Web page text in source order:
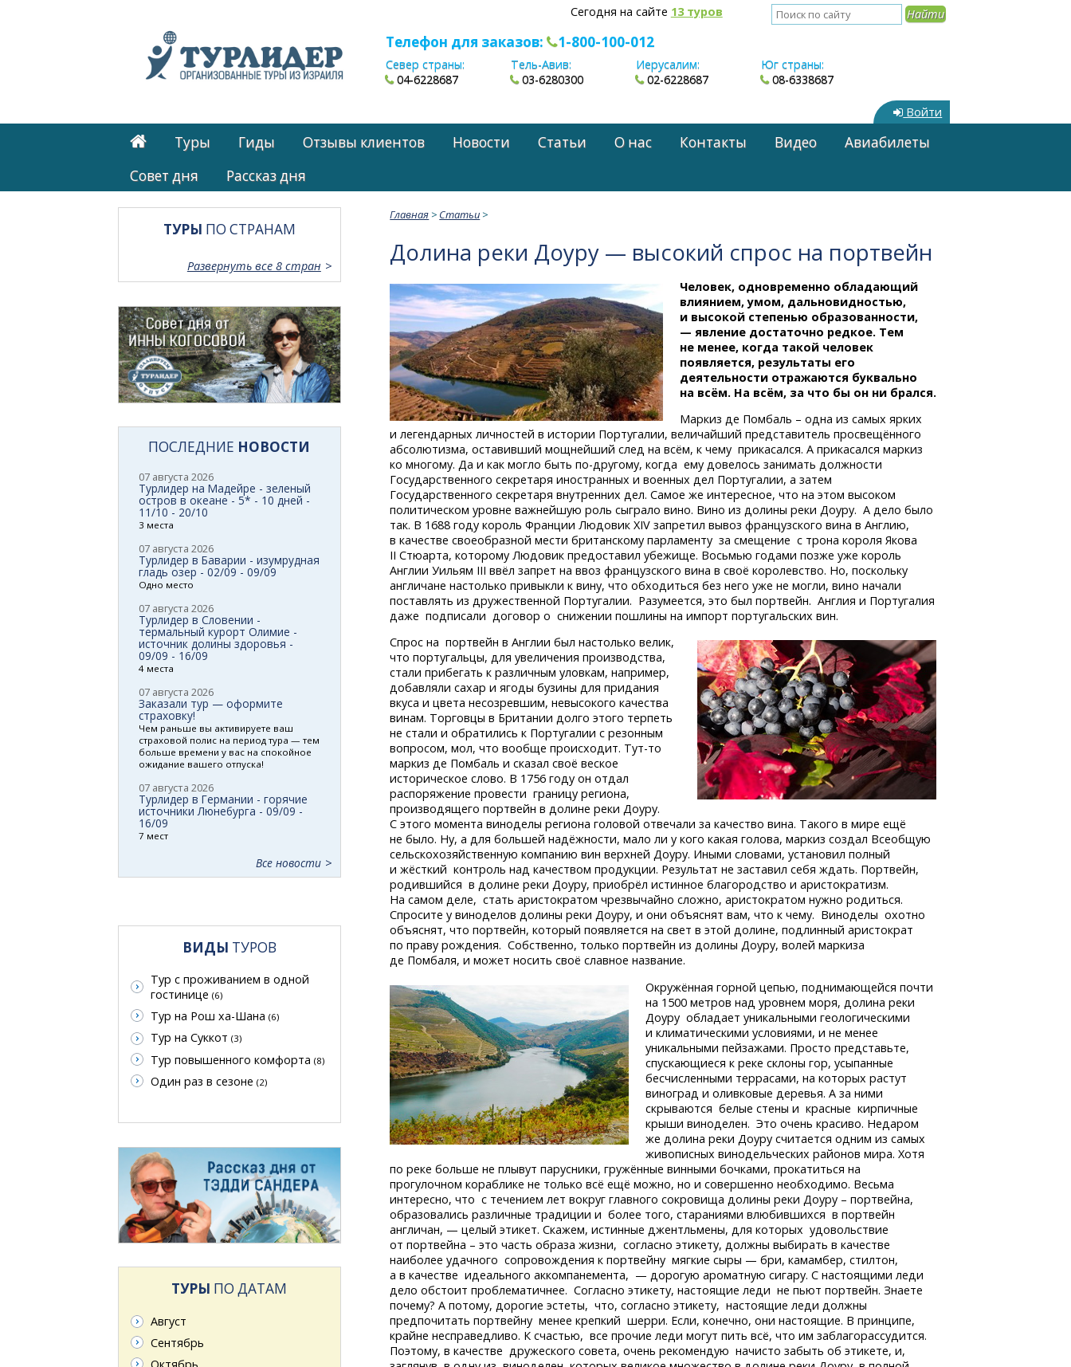
Сегодня на сайте 13 туров
Телефон для заказов: 1-800-100-012
Север страны:
04-6228687
Тель-Авив:
03-6280300
Иерусалим:
02-6228687
Юг страны:
08-6338687
Войти
Туры Гиды Отзывы клиентов Новости Статьи О нас Контакты Видео
Авиабилеты
Cовет дня
Рассказ дня
Главная > Статьи >
Долина реки Доуру — высокий спрос на портвейн
Человек, одновременно обладающий
влиянием, умом, дальновидностью,
и высокой степенью образованности,
— явление достаточно редкое. Тем
не менее, когда такой человек
появляется, результаты его
деятельности отражаются буквально
на всём. На всём, за что бы он ни брался.
Маркиз де Помбаль – одна из самых ярких
и легендарных личностей в истории Португалии, величайший представитель просвещённого
абсолютизма, оставивший мощнейший след на всём, к чему прикасался. А прикасался маркиз
ко многому. Да и как могло бытьпо-другому, когда ему довелось занимать должности
Государственного секретаря иностранных и военных дел Португалии, а затем
Государственного секретаря внутренних дел. Самое же интересное, что на этом высоком
политическом уровне важнейшую роль сыграло вино. Вино из долины реки Доуру. А дело было
так. В 1688 году король Франции Людовик XIV запретил вывоз французского вина в Англию,
в качестве своеобразной мести британскому парламенту за смещение с трона короля Якова
II Стюарта, которому Людовик предоставил убежище. Восьмью годами позже уже король
Англии Уильям III ввёл запрет на ввоз французского вина в своё королевство. Но, поскольку
англичане настолько привыкли к вину, что обходиться без него уже не могли, вино начали
поставлять из дружественной Португалии. Разумеется, это был портвейн. Англия и Португалия
даже подписали договор о снижении пошлины на импорт португальских вин.
Спрос на портвейн в Англии был настолько велик,
что португальцы, для увеличения производства,
стали прибегать к различным уловкам, например,
добавляли сахар и ягоды бузины для придания
вкуса и цвета несозревшим, невысокого качества
винам. Торговцы в Британии долго этого терпеть
не стали и обратились к Португалии с резонным
вопросом, мол, что вообще происходит. Тут-то
маркиз де Помбаль и сказал своё веское
историческое слово. В 1756 году он отдал
распоряжение провести границу региона,
производящего портвейн в долине реки Доуру.
С этого момента виноделы региона головой отвечали за качество вина. Такого в мире ещё
не было. Ну, а для большей надёжности, мало ли у кого какая голова, маркиз создал Всеобщую
сельскохозяйственную компанию вин верхней Доуру. Иными словами, установил полный
и жёсткий контроль над качеством продукции. Результат не заставил себя ждать. Портвейн,
родившийся в долине реки Доуру, приобрёл истинное благородство и аристократизм.
На самом деле, стать аристократом чрезвычайно сложно, аристократом нужно родиться.
Спросите у виноделов долины реки Доуру, и они объяснят вам, что к чему. Виноделы охотно
объяснят, что портвейн, который появляется на свет в этой долине, подлинный аристократ
по праву рождения. Собственно, только портвейн из долины Доуру, волей маркиза
де Помбаля, и может носить своё славное название.
Окружённая горной цепью, поднимающейся почти
на 1500 метров над уровнем моря, долина реки
Доуру обладает уникальными геологическими
и климатическими условиями, и не менее
уникальными пейзажами. Просто представьте,
спускающиеся к реке склоны гор, усыпанные
бесчисленными террасами, на которых растут
виноград и оливковые деревья. А за ними
скрываются белые стены и красные кирпичные
крыши виноделен. Это очень красиво. Недаром
же долина реки Доуру считается одним из самых
живописных винодельческих районов мира. Хотя
по реке больше не плывут парусники, гружённые винными бочками, прокатиться на
прогулочном кораблике не только всё ещё можно, но и совершенно необходимо. Весьма
интересно, что с течением лет вокруг главного сокровища долины реки Доуру – портвейна,
образовались различные традиции и более того, стараниями влюбившихся в портвейн
англичан, — целый этикет. Скажем, истинные джентльмены, для которых удовольствие
от портвейна – это часть образа жизни, согласно этикету, должны выбирать в качестве
наиболее удачного сопровождения к портвейну мягкие сыры — бри, камамбер, стилтон,
а в качестве идеального аккомпанемента, — дорогую ароматную сигару. С настоящими леди
дело обстоит проблематичнее. Согласно этикету, настоящие леди не пьют портвейн. Знаете
почему? А потому, дорогие эстеты, что, согласно этикету, настоящие леди должны
предпочитать портвейну менее крепкий шерри. Если, конечно, они настоящие. В принципе,
крайне несправедливо. К счастью, все прочие леди могут пить всё, что им заблагорассудится.
Поэтому, в качестве дружеского совета, очень рекомендую начисто забыть об этикете, и,
ТУРЫ ПО СТРАНАМ
Развернуть все 8 стран
ПОСЛЕДНИЕ НОВОСТИ
07 августа 2026
Турлидер на Мадейре - зеленый
остров в океане - 5* - 10 дней -
11/10 - 20/10
3 места
07 августа 2026
Турлидер в Баварии - изумрудная
гладь озер - 02/09 - 09/09
Одно место
07 августа 2026
Турлидер в Словении -
термальный курорт Олимие -
источник долины здоровья -
09/09 - 16/09
4 места
07 августа 2026
Заказали тур — оформите
страховку!
Чем раньше вы активируете ваш
страховой полис на период тура — тем
больше времени у вас на спокойное
ожидание вашего отпуска!
07 августа 2026
Турлидер в Германии - горячие
источники Люнебурга - 09/09 -
16/09
7 мест
Все новости
ВИДЫ ТУРОВ
Тур с проживанием в одной
гостинице (6)
Тур на Рош ха-Шана (6)
Тур на Суккот (3)
Тур повышенного комфорта (8)
Один раз в сезоне (2)
ТУРЫ ПО ДАТАМ
Август
Сентябрь